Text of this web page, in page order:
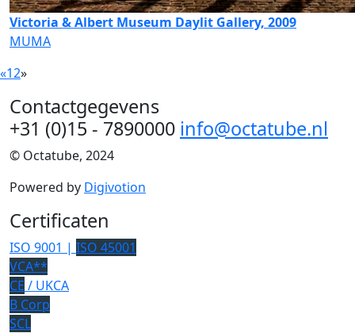
Victoria & Albert Museum Daylit Gallery, 2009
MUMA
«12»
Contactgegevens
+31 (0)15 - 7890000 info@octatube.nl
© Octatube, 2024
Powered by Digivotion
Certificaten
ISO 9001 | ISO 45001
VCA**
CE / UKCA
B Corp
SCL